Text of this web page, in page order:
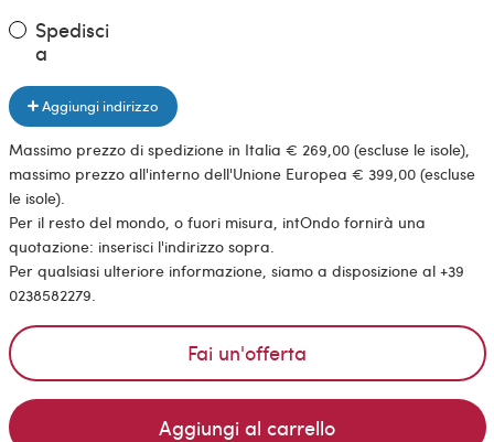
Spedisci
a
Aggiungi indirizzo
Massimo prezzo di spedizione in Italia € 269,00 (escluse le isole),
massimo prezzo all'interno dell'Unione Europea € 399,00 (escluse
le isole).
Per il resto del mondo, o fuori misura, intOndo fornirà una
quotazione: inserisci l'indirizzo sopra.
Per qualsiasi ulteriore informazione, siamo a disposizione al +39
0238582279.
Fai un'offerta
Aggiungi al carrello